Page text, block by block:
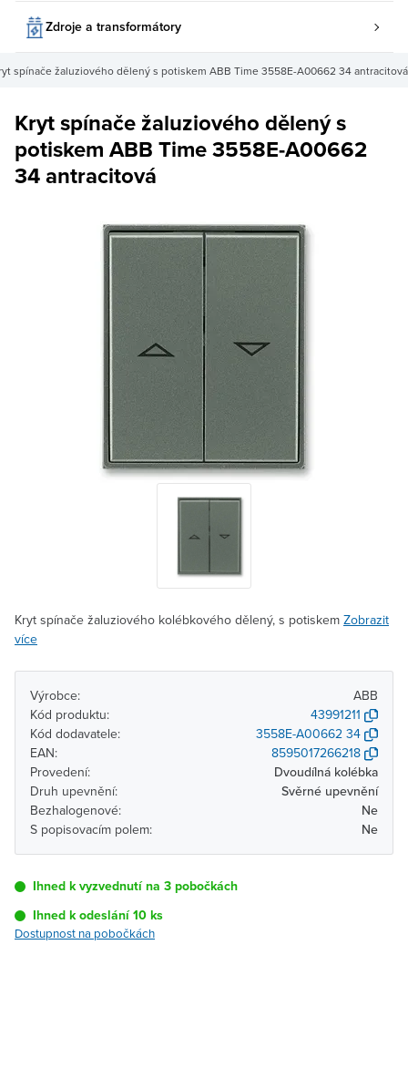
Zdroje a transformátory
spínače žaluziového dělený s potiskem ABB Time 3558E-A00662 34 antracitová
Kryt spínače žaluziového dělený s
potiskem ABB Time 3558E-A00662
34 antracitová
Kryt spínače žaluziového kolébkového dělený, s potiskem Zobrazit
více
Výrobce:
ABB
Kód produktu:
43991211
Kód dodavatele:
3558E-A00662 34
EAN:
8595017266218
Provedení:
Dvoudílná kolébka
Druh upevnění:
Svěrné upevnění
Bezhalogenové:
Ne
S popisovacím polem:
Ne
Ihned k vyzvednutí na 3 pobočkách
Ihned k odeslání 10 ks
Dostupnost na pobočkách